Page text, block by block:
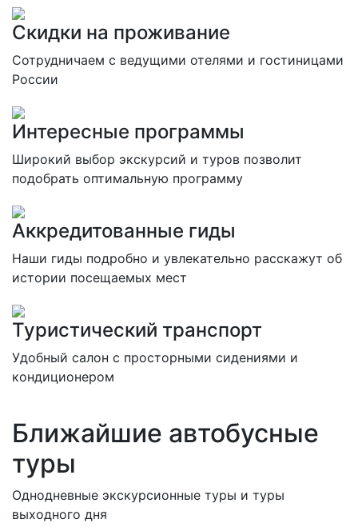
Скидки на проживание
Сотрудничаем с ведущими отелями и гостиницами
России
Интересные программы
Широкий выбор экскурсий и туров позволит
подобрать оптимальную программу
Аккредитованные гиды
Наши гиды подробно и увлекательно расскажут об
истории посещаемых мест
Туристический транспорт
Удобный салон с просторными сидениями и
кондиционером
Ближайшие автобусные
туры
Однодневные экскурсионные туры и туры
выходного дня